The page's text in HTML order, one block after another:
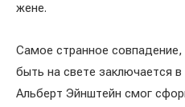
жене.
Самое странное
быть на свете заключается
Альберт Эйнштейн смог